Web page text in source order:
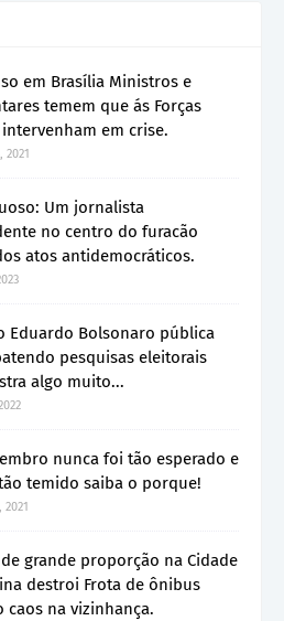
em Brasília Ministros e
temem que ás Forças
em crise.
2021
Um jornalista
no centro do furacão
atos antidemocráticos.
Eduardo Bolsonaro pública
pesquisas eleitorais
algo muito...
nunca foi tão esperado e
temido saiba o porque!
grande proporção na Cidade
destroi Frota de ônibus
caos na vizinhança.